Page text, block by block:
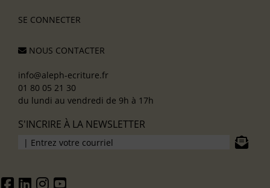
SE CONNECTER
NOUS CONTACTER
info@aleph-ecriture.fr
01 80 05 21 30
du lundi au vendredi de 9h à 17h
S'INCRIRE À LA NEWSLETTER